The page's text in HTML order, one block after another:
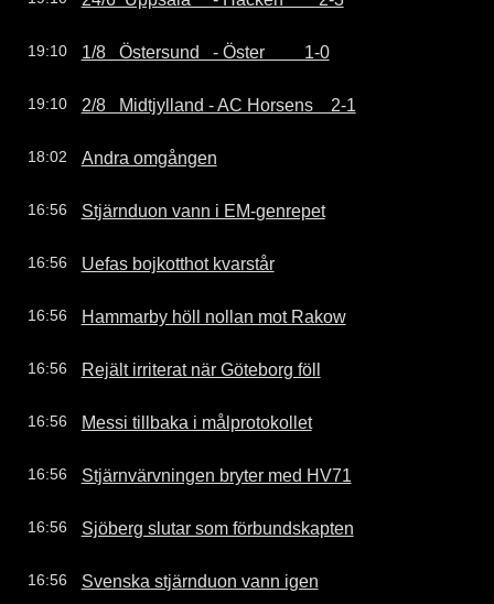
19:10 1/8   Östersund   - Öster         1-0
19:10 2/8   Midtjylland - AC Horsens    2-1
18:02 Andra omgången
16:56 Stjärnduon vann i EM-genrepet
16:56 Uefas bojkotthot kvarstår
16:56 Hammarby höll nollan mot Rakow
16:56 Rejält irriterat när Göteborg föll
16:56 Messi tillbaka i målprotokollet
16:56 Stjärnvärvningen bryter med HV71
16:56 Sjöberg slutar som förbundskapten
16:56 Svenska stjärnduon vann igen